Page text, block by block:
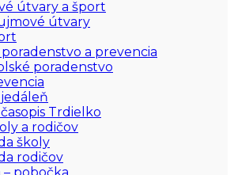
útvary a šport
útvary
a prevencia
poradenstvo
Trdielko
a rodičov
školy
rodičov